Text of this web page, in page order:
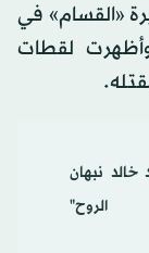
«القسام» في
لقطات
خالد نبهان